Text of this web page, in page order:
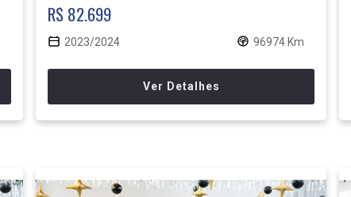
R$ 82.699
2023/2024 96974 Km
Ver Detalhes